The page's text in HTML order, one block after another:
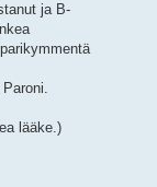
ja B-
lääke.)